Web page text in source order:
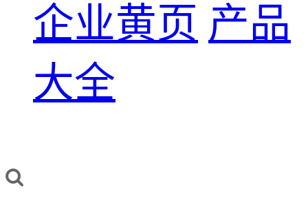
企业黄页 产品
大全